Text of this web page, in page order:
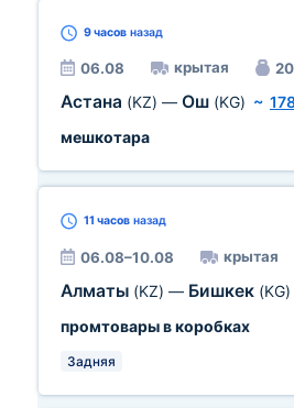
9 часов назад
06.08 крытая
Астана (KZ) — Ош (KG) ~
мешкотара
11 часов назад
06.08–10.08 крытая
Алматы (KZ) — Бишкек (KG)
промтовары в коробках
Задняя